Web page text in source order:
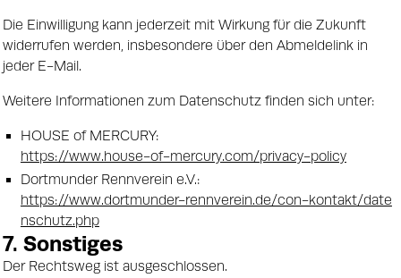
Die Einwilligung kann jederzeit mit Wirkung für die Zukunft
widerrufen werden, insbesondere über den Abmeldelink in
jeder E-Mail.
Weitere Informationen zum Datenschutz finden sich unter:
HOUSE of MERCURY:
https://www.house-of-mercury.com/privacy-policy
Dortmunder Rennverein e.V.:
https://www.dortmunder-rennverein.de/con-kontakt/date
nschutz.php
7. Sonstiges
Der Rechtsweg ist ausgeschlossen.